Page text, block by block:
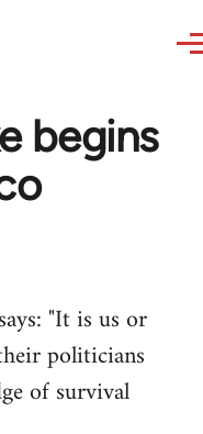
begins
"It is us or
politicians
of survival